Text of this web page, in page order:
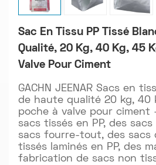
Sac En Tissu PP Tissé
Qualité, 20 Kg, 40 Kg, 45
Valve Pour Ciment
GACHN JEENAR Sacs en
de haute qualité 20 kg, 40
poche à valve pour ciment
sacs tissés en PP, des
sacs fourre-tout, des sacs
tissés laminés en PP, des
fabrication de sacs non